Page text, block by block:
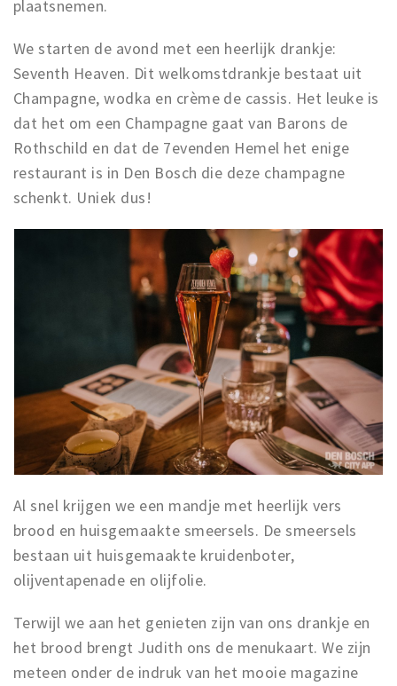
plaatsnemen.
We starten de avond met een heerlijk drankje:
Seventh Heaven. Dit welkomstdrankje bestaat uit
Champagne, wodka en crème de cassis. Het leuke is
dat het om een Champagne gaat van Barons de
Rothschild en dat de 7evenden Hemel het enige
restaurant is in Den Bosch die deze champagne
schenkt. Uniek dus!
Al snel krijgen we een mandje met heerlijk vers
brood en huisgemaakte smeersels. De smeersels
bestaan uit huisgemaakte kruidenboter,
olijventapenade en olijfolie.
Terwijl we aan het genieten zijn van ons drankje en
het brood brengt Judith ons de menukaart. We zijn
meteen onder de indruk van het mooie magazine